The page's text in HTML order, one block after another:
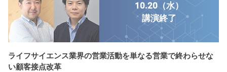
10.20（水）
講演終了
ライフサイエンス業界の営業活動を単なる営業で終わらせな
い顧客接点改革